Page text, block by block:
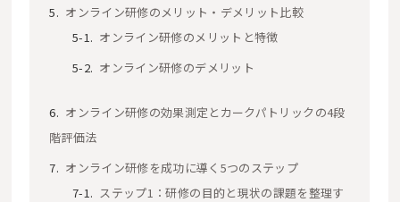
オンライン研修のメリット・デメリット比較
オンライン研修のメリットと特徴
オンライン研修のデメリット
オンライン研修の効果測定とカークパトリックの4段
階評価法
オンライン研修を成功に導く5つのステップ
ステップ1：研修の目的と現状の課題を整理す